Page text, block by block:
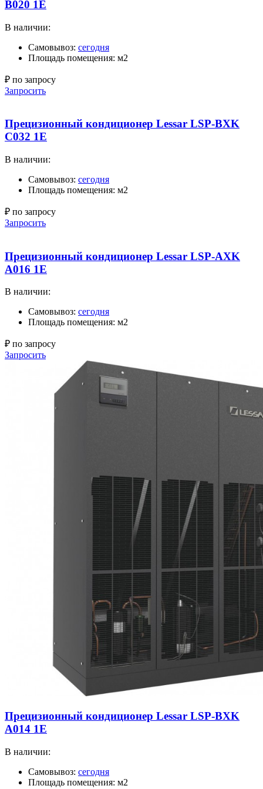
B020 1E
В наличии:
Самовывоз: сегодня
Площадь помещения: м2
₽ по запросу
Запросить
Прецизионный кондиционер Lessar LSP-BXK
C032 1E
В наличии:
Самовывоз: сегодня
Площадь помещения: м2
₽ по запросу
Запросить
Прецизионный кондиционер Lessar LSP-AXK
A016 1E
В наличии:
Самовывоз: сегодня
Площадь помещения: м2
₽ по запросу
Запросить
Прецизионный кондиционер Lessar LSP-BXK
A014 1E
В наличии:
Самовывоз: сегодня
Площадь помещения: м2